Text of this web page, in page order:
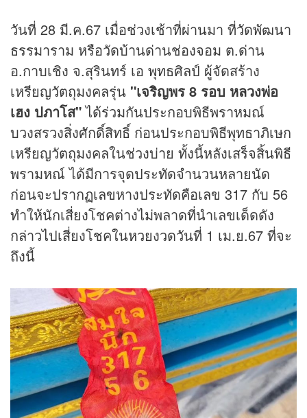
วันที่ 28 มี.ค.67 เมื่อช่วงเช้าที่ผ่านมา ที่วัดพัฒนา
ธรรมาราม หรือวัดบ้านด่านช่องจอม ต.ด่าน
อ.กาบเชิง จ.สุรินทร์ เอ พุทธศิลป์ ผู้จัดสร้าง
เหรียญวัตถุมงคลรุ่น "เจริญพร 8 รอบ หลวงพ่อ
เฮง ปภาโส"ได้ร่วมกันประกอบพิธีพราหมณ์
บวงสรวงสิ่งศักดิ์สิทธิ์ ก่อนประกอบพิธีพุทธาภิเษก
เหรียญวัตถุมงคลในช่วงบ่าย ทั้งนี้หลังเสร็จสิ้นพิธี
พรามหณ์ ได้มีการจุดประทัดจำนวนหลายนัด
ก่อนจะปรากฏเลขหางประทัดคือเลข 317 กับ 56
ทำให้นักเสี่ยงโชคต่างไม่พลาดที่นำเลขเด็ดดัง
กล่าวไปเสี่ยงโชคในหวยงวดวันที่ 1 เม.ย.67 ที่จะ
ถึงนี้